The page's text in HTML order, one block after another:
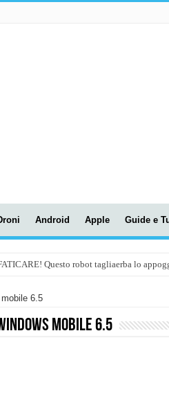
Android Apple Guide e
Questo robot tagliaerba lo
70mai A810 Lite: Piccola, 4K e molto
6.5
mobile 6.5